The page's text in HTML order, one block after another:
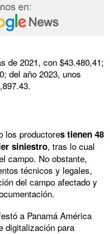
de 2021, con $43.480,41;
del año 2023, unos
los productores tienen 48
siniestro, tras lo cual
campo. No obstante,
técnicos y legales,
del campo afectado y
a Panamá América
digitalización para